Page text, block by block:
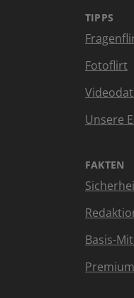
TIPPS
Fotoflirt
Unsere
FAKTEN
Basis-